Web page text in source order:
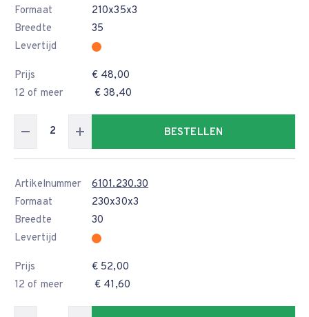
Formaat
210x35x3
Breedte
35
Levertijd
Prijs
€ 48,00
12 of meer
€ 38,40
BESTELLEN
Artikelnummer
6101.230.30
Formaat
230x30x3
Breedte
30
Levertijd
Prijs
€ 52,00
12 of meer
€ 41,60